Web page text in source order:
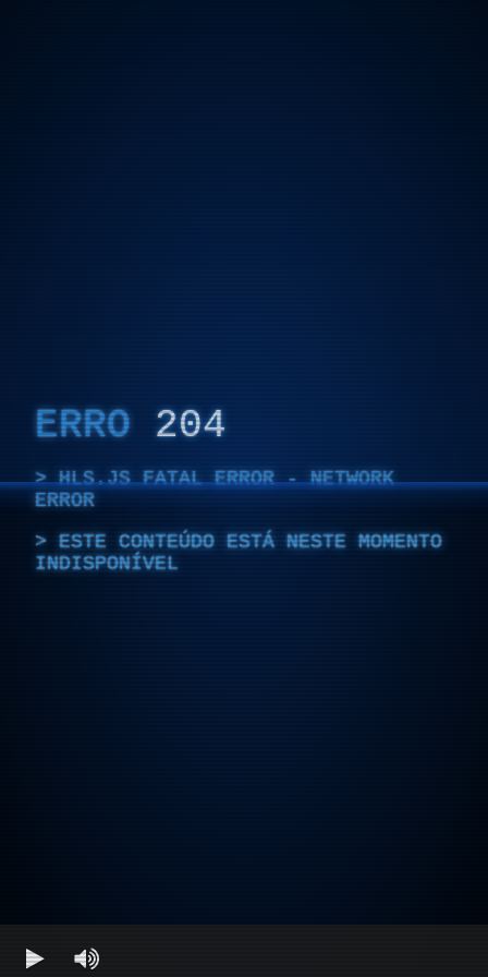
ERRO 204
HLS.JS FATAL ERROR - NETWORK
ERROR
ESTE CONTEÚDO ESTÁ NESTE MOMENTO
INDISPONÍVEL